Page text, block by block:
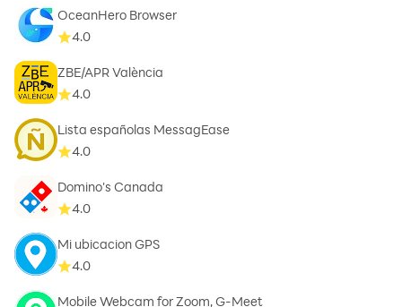
OceanHero Browser
4.0
ZBE/APR València
4.0
Lista españolas MessagEase
4.0
Domino's Canada
4.0
Mi ubicacion GPS
4.0
Mobile Webcam for Zoom, G-Meet